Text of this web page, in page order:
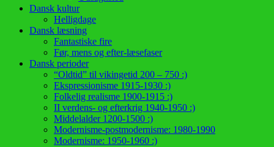
Dansk kultur
Helligdage
Dansk læsning
Fantastiske fire
Før, mens og efter-læsefaser
Dansk perioder
“Oldtid” til vikingetid 200 – 750 :)
Ekspressionisme 1915-1930 :)
Folkelig realisme 1900-1915 :)
II verdens- og efterkrig 1940-1950 :)
Middelalder 1200-1500 :)
Modernisme-postmodernisme: 1980-1990
Modernisme: 1950-1960 :)